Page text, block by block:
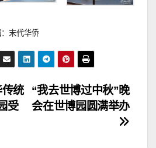
末代华侨
“我去世博过中秋”晚
会在世博园圆满举办
统
受